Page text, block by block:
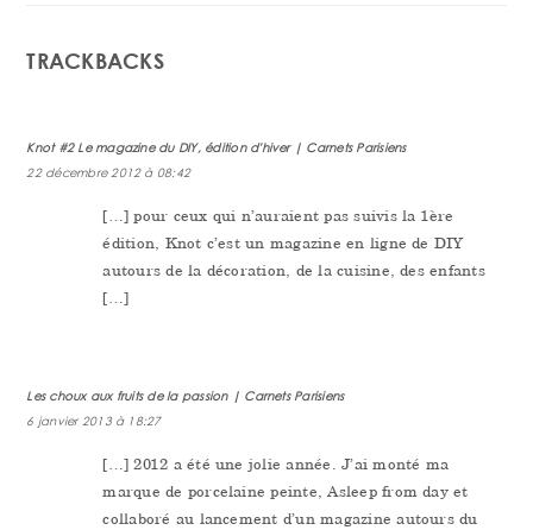
TRACKBACKS
Knot #2 Le magazine du DIY, édition d'hiver | Carnets Parisiens
22 décembre 2012 à 08:42
[…] pour ceux qui n’auraient pas suivis la 1ère
édition, Knot c’est un magazine en ligne de DIY
autours de la décoration, de la cuisine, des enfants
[…]
Les choux aux fruits de la passion | Carnets Parisiens
6 janvier 2013 à 18:27
[…] 2012 a été une jolie année. J’ai monté ma
marque de porcelaine peinte, Asleep from day et
collaboré au lancement d’un magazine autours du